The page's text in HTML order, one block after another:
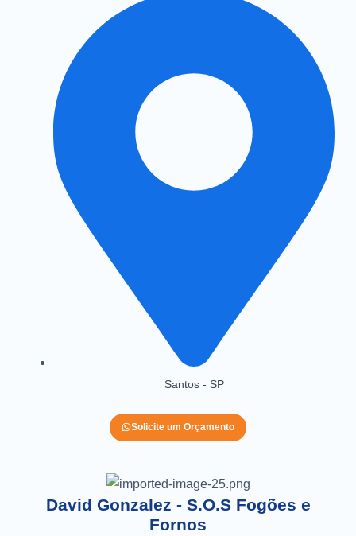
Santos - SP
Solicite um Orçamento
David Gonzalez - S.O.S Fogões e
Fornos